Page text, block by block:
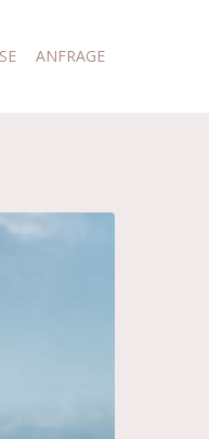
ANFRAGE